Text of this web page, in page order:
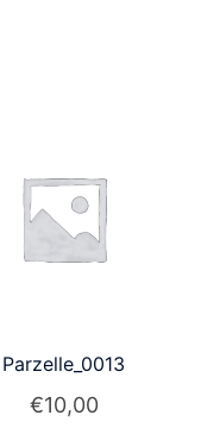
Parzelle_0013
€10,00